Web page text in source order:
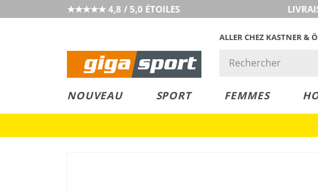
★★★★★ 4,8 / 5,0 ÉTOILES
ALLER CHEZ KASTNER &
NOUVEAU SPORT FEMMES